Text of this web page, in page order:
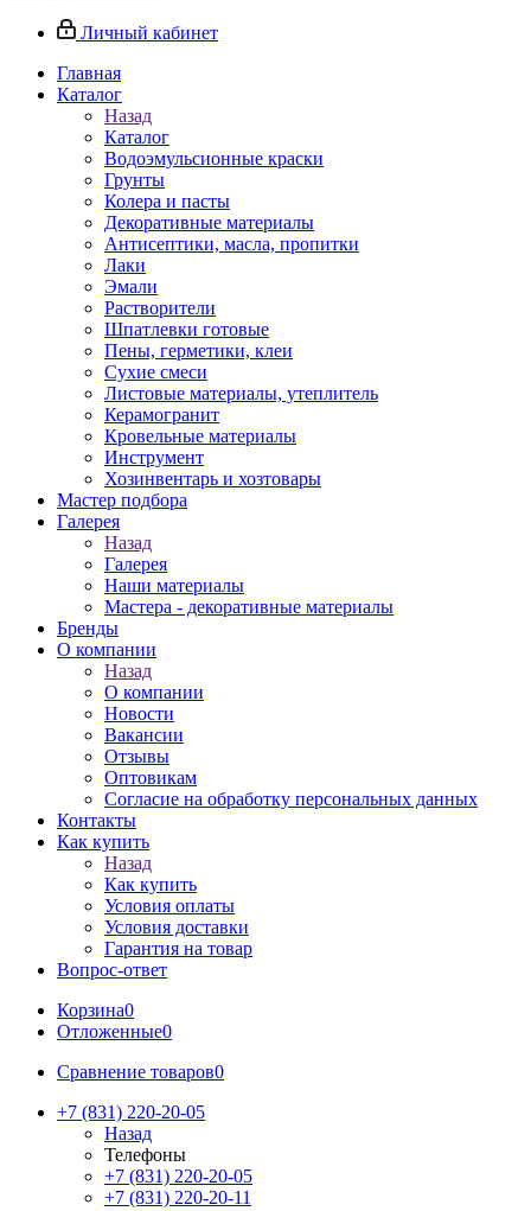
Личный кабинет
Главная
Каталог
Назад
Каталог
Водоэмульсионные краски
Грунты
Колера и пасты
Декоративные материалы
Антисептики, масла, пропитки
Лаки
Эмали
Растворители
Шпатлевки готовые
Пены, герметики, клеи
Сухие смеси
Листовые материалы, утеплитель
Керамогранит
Кровельные материалы
Инструмент
Хозинвентарь и хозтовары
Мастер подбора
Галерея
Назад
Галерея
Наши материалы
Мастера - декоративные материалы
Бренды
О компании
Назад
О компании
Новости
Вакансии
Отзывы
Оптовикам
Cогласие на обработку персональных данных
Контакты
Как купить
Назад
Как купить
Условия оплаты
Условия доставки
Гарантия на товар
Вопрос-ответ
Корзина0
Отложенные0
Сравнение товаров0
+7 (831) 220-20-05
Назад
Телефоны
+7 (831) 220-20-05
+7 (831) 220-20-11